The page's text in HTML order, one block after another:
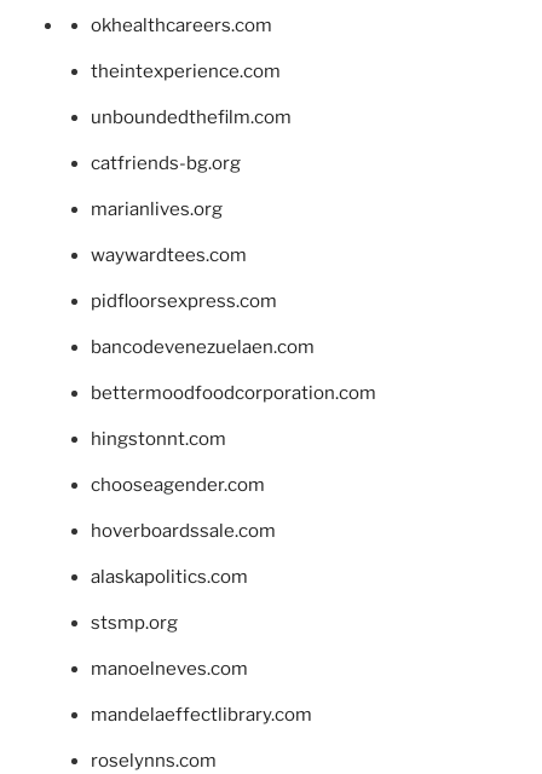
okhealthcareers.com
theintexperience.com
unboundedthefilm.com
catfriends-bg.org
marianlives.org
waywardtees.com
pidfloorsexpress.com
bancodevenezuelaen.com
bettermoodfoodcorporation.com
hingstonnt.com
chooseagender.com
hoverboardssale.com
alaskapolitics.com
stsmp.org
manoelneves.com
mandelaeffectlibrary.com
roselynns.com